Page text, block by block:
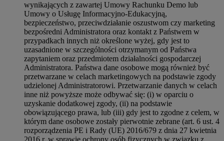
wynikających z zawartej Umowy Rachunku Demo lub
Umowy o Usługę Informacyjno-Edukacyjną,
bezpieczeństwo, przeciwdziałanie oszustwom czy marketing
bezpośredni Administratora oraz kontakt z Państwem w
przypadkach innych niż określone wyżej, gdy jest to
uzasadnione w szczególności otrzymanym od Państwa
zapytaniem oraz przedmiotem działalności gospodarczej
Administratora. Państwa dane osobowe mogą również być
przetwarzane w celach marketingowych na podstawie zgody
udzielonej Administratorowi. Przetwarzanie danych w celach
inne niż powyższe może odbywać się: (i) w oparciu o
uzyskanie dodatkowej zgody, (ii) na podstawie
obowiązującego prawa, lub (iii) gdy jest to zgodne z celem, w
którym dane osobowe zostały pierwotnie zebrane (art. 6 ust. 4
rozporządzenia PE i Rady (UE) 2016/679 z dnia 27 kwietnia
2016 r. w sprawie ochrony osób fizycznych w związku z